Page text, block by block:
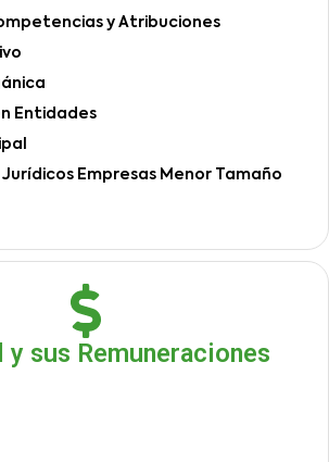
y Atribuciones
Entidades
Empresas Menor Tamaño
y sus Remuneraciones